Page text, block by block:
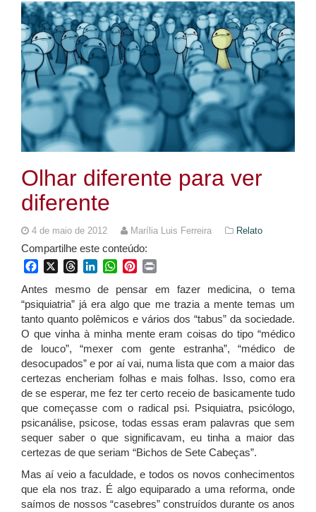
Olhar diferente para ver
diferente
4 de maio de 2012 Marília Luis Ferreira Relato
Compartilhe este conteúdo:
FacebookThreadsLinkedInWhatsApp
Pinterest
Antes mesmo de pensar em fazer medicina, o tema
“psiquiatria” já era algo que me trazia a mente temas um
tanto quanto polêmicos e vários dos “tabus” da sociedade.
O que vinha à minha mente eram coisas do tipo “médico
de louco”, “mexer com gente estranha”, “médico de
desocupados” e por aí vai, numa lista que com a maior das
certezas encheriam folhas e mais folhas. Isso, como era
de se esperar, me fez ter certo receio de basicamente tudo
que começasse com o radical psi. Psiquiatra, psicólogo,
psicanálise, psicose, todas essas eram palavras que sem
sequer saber o que significavam, eu tinha a maior das
certezas de que seriam “Bichos de Sete Cabeças”.
Mas aí veio a faculdade, e todos os novos conhecimentos
que ela nos traz. É algo equiparado a uma reforma, onde
saímos de nossos “casebres” construídos durante os anos